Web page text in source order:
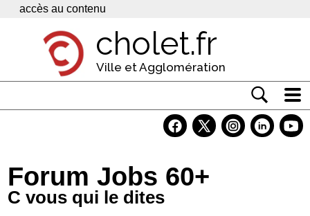
Panneau de gestion des cookies
accès au contenu
cholet.fr
Ville et Agglomération
Economie
Forum Jobs 60+
C vous qui le dites